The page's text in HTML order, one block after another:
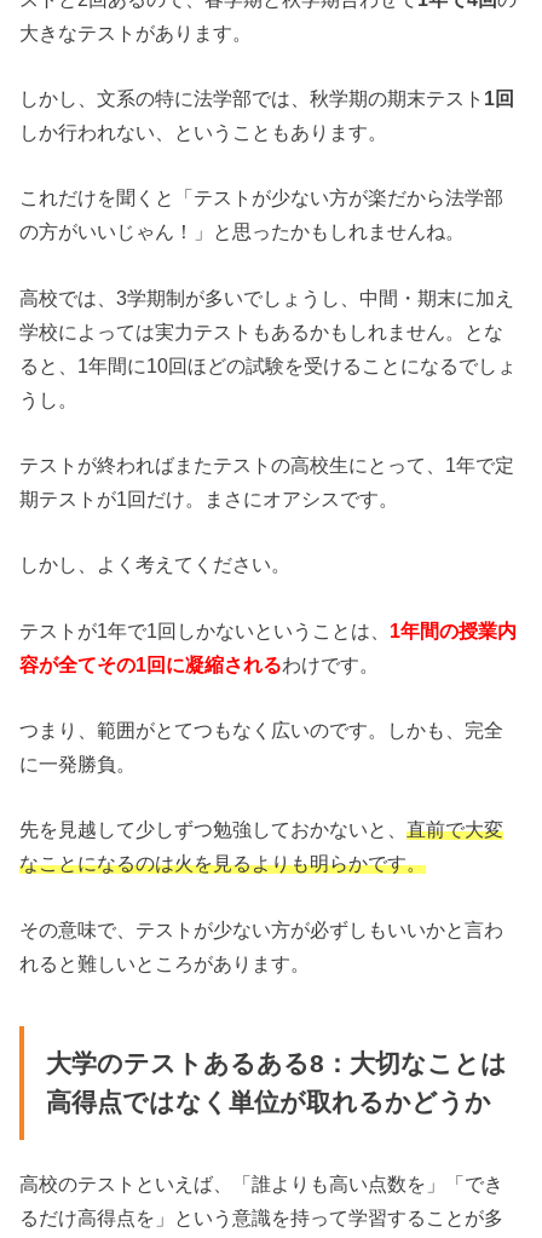
大きなテストがあります。
しかし、文系の特に法学部では、秋学期の期末テスト 1回
しか行われない、ということもあります。
これだけを聞くと「テストが少ない方が楽だから法学部
の方がいいじゃん！」と思ったかもしれませんね。
高校では、3学期制が多いでしょうし、中間・期末に加え
学校によっては実力テストもあるかもしれません。とな
ると、1年間に10回ほどの試験を受けることになるでしょ
うし。
テストが終わればまたテストの高校生にとって、1年で定
期テストが1回だけ。まさにオアシスです。
しかし、よく考えてください。
テストが1年で1回しかないということは、 1年間の授業内
容が全てその1回に凝縮されるわけです。
つまり、範囲がとてつもなく広いのです。しかも、完全
に一発勝負。
先を見越して少しずつ勉強しておかないと、直前で大変
なことになるのは火を見るよりも明らかです。
その意味で、テストが少ない方が必ずしもいいかと言わ
れると難しいところがあります。
大学のテストあるある8：大切なことは
高得点ではなく単位が取れるかどうか
高校のテストといえば、「誰よりも高い点数を」「でき
るだけ高得点を」という意識を持って学習することが多